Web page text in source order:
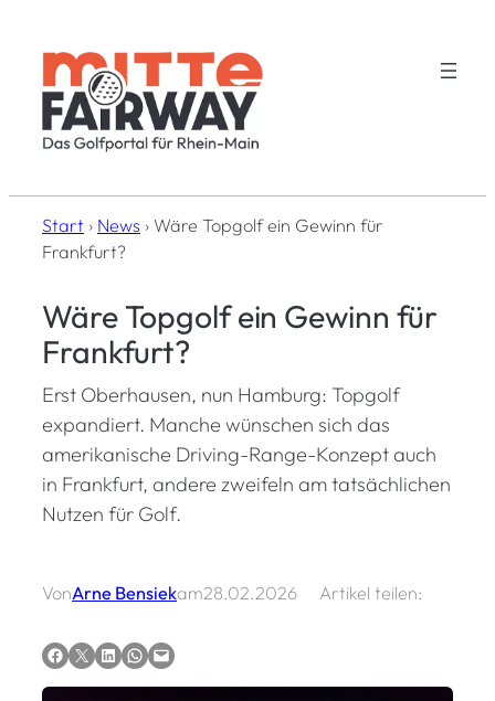
Inhalt
springen
Start › News › Wäre Topgolf ein Gewinn für
Frankfurt?
Wäre Topgolf ein Gewinn für
Frankfurt?
Erst Oberhausen, nun Hamburg: Topgolf
expandiert. Manche wünschen sich das
amerikanische Driving-Range-Konzept auch
in Frankfurt, andere zweifeln am tatsächlichen
Nutzen für Golf.
VonArne Bensiekam28.02.2026 Artikel teilen:
Auf Facebook teilenAuf X teilenAuf LinkedIn teilenVia WhatsApp teilenVia E-Mail teilen